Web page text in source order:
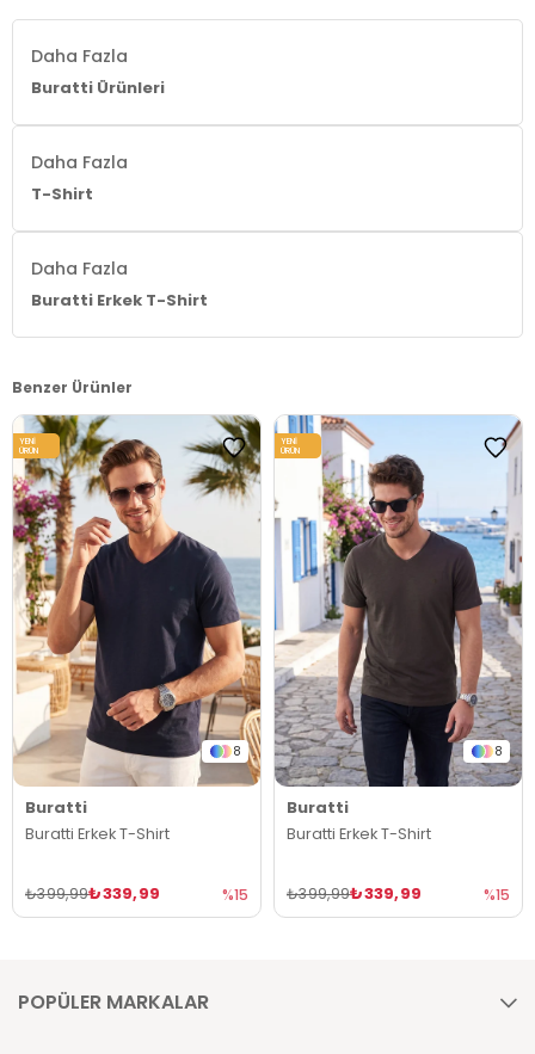
Daha Fazla
Buratti Ürünleri
Daha Fazla
T-Shirt
Daha Fazla
Buratti Erkek T-Shirt
Benzer Ürünler
8
Buratti
Buratti Erkek T-Shirt
₺339,99
₺399,99 %15
YENI
ÜRÜN
8
Buratti
Buratti Erkek T-Shirt
₺339,99
₺399,99 %15
YENI
ÜRÜN
POPÜLER MARKALAR